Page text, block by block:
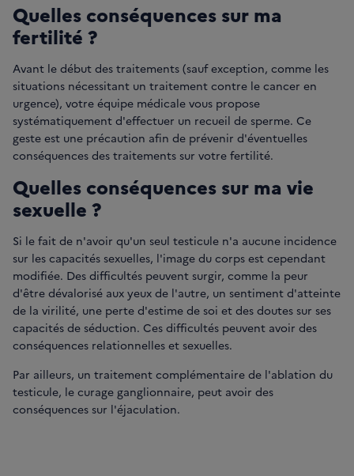
Quelles conséquences sur ma
fertilité ?
Avant le début des traitements (sauf exception, comme les
situations nécessitant un traitement contre le cancer en
urgence), votre équipe médicale vous propose
systématiquement d'effectuer un recueil de sperme. Ce
geste est une précaution afin de prévenir d'éventuelles
conséquences des traitements sur votre fertilité.
Quelles conséquences sur ma vie
sexuelle ?
Si le fait de n'avoir qu'un seul testicule n'a aucune incidence
sur les capacités sexuelles, l'image du corps est cependant
modifiée. Des difficultés peuvent surgir, comme la peur
d'être dévalorisé aux yeux de l'autre, un sentiment d'atteinte
de la virilité, une perte d'estime de soi et des doutes sur ses
capacités de séduction. Ces difficultés peuvent avoir des
conséquences relationnelles et sexuelles.
Par ailleurs, un traitement complémentaire de l'ablation du
testicule, le curage ganglionnaire, peut avoir des
conséquences sur l'éjaculation.